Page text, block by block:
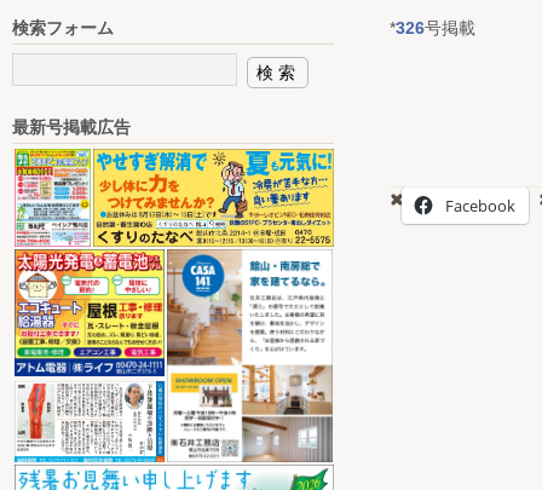
*326号掲載
Facebook
検索フォーム
最新号掲載広告